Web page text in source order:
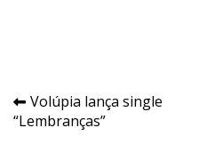
Navegação
de
Volúpia lança single
“Lembranças”